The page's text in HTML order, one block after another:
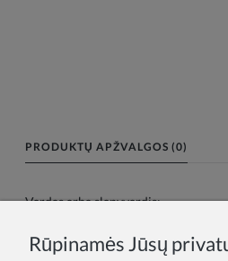
PRODUKTŲ APŽVALGOS (0)
Vardas arba slapyvardis:
Rūpinamės Jūsų